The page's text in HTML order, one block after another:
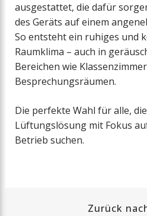
ausgestattet, die dafür
des Geräts auf einem
So entsteht ein ruhiges und
Raumklima – auch in
Bereichen wie
Besprechungsräumen.
Die perfekte Wahl für alle,
Lüftungslösung mit Fokus
Betrieb suchen.
Zurück